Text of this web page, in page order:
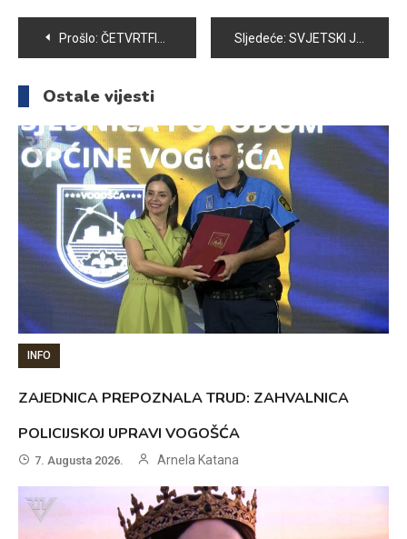
Navigacija
članaka
Prošlo: ČETVRTFINALE KUPA BIH ZA RUKOMETAŠE – VOGOŠĆANI U PRVOM SUSRETU PORAŽENI OD KONJUHA Sljedeće: SVJETSKI JE DAN POEZIJE
Ostale vijesti
INFO
ZAJEDNICA PREPOZNALA TRUD: ZAHVALNICA
POLICIJSKOJ UPRAVI VOGOŠĆA
7. Augusta 2026. Arnela Katana